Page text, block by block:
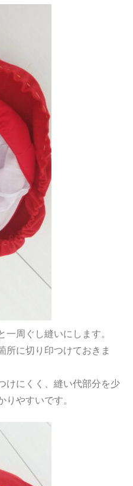
一周ぐし縫いにします。
に切り印つけておきま
けにくく、縫い代部分を少
りやすいです。